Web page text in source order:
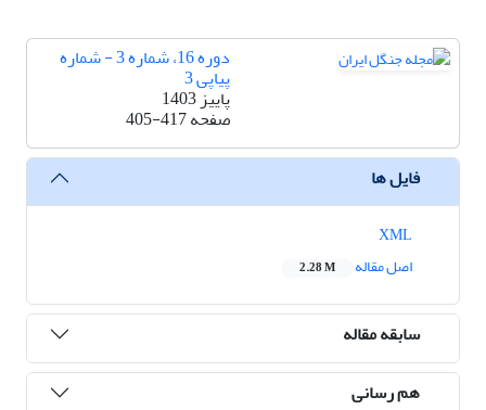
دوره 16، شماره 3 - شماره
پیاپی 3
پاییز 1403
صفحه405-417
فایل ها
اصل مقاله
2.28 M
سابقه مقاله
هم رسانی